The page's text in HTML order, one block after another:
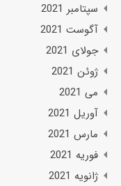
سپتامبر 2021
آگوست 2021
جولای 2021
ژوئن 2021
می 2021
آوریل 2021
مارس 2021
فوریه 2021
ژانویه 2021